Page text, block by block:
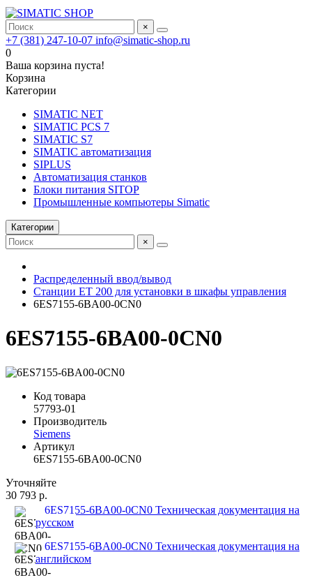
×
+7 (381) 247-10-07 info@simatic-shop.ru
0
Ваша корзина пуста!
Корзина
Категории
SIMATIC NET
SIMATIC PCS 7
SIMATIC S7
SIMATIC автоматизация
SIPLUS
Автоматизация станков
Блоки питания SITOP
Промышленные компьютеры Simatic
Категории
×
Распределенный ввод/вывод
Станции ET 200 для установки в шкафы управления
6ES7155-6BA00-0CN0
6ES7155-6BA00-0CN0
Код товара
57793-01
Производитель
Siemens
Артикул
6ES7155-6BA00-0CN0
Уточняйте
30 793 р.
6ES7155-6BA00-0CN0 Техническая документация на
русском
6ES7155-6BA00-0CN0 Техническая документация на
английском